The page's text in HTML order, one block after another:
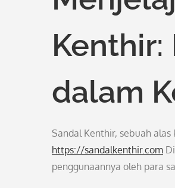
Kenthir:
dalam
Sandal Kenthir, sebuah
https://sandalkenthir.com
penggunaannya oleh para